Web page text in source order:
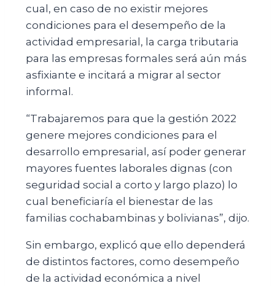
cual, en caso de no existir mejores
condiciones para el desempeño de la
actividad empresarial, la carga tributaria
para las empresas formales será aún más
asfixiante e incitará a migrar al sector
informal.
“Trabajaremos para que la gestión 2022
genere mejores condiciones para el
desarrollo empresarial, así poder generar
mayores fuentes laborales dignas (con
seguridad social a corto y largo plazo) lo
cual beneficiaría el bienestar de las
familias cochabambinas y bolivianas”, dijo.
Sin embargo, explicó que ello dependerá
de distintos factores, como desempeño
de la actividad económica a nivel